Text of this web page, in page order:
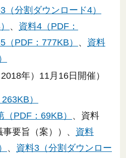
（分割ダウンロード4）
、 資料4（PDF：
（PDF：777KB） 、 資料
年）11月16日開催）
）
（PDF：69KB）
、資料
要旨（案））、 資料
、 資料3（分割ダウンロー